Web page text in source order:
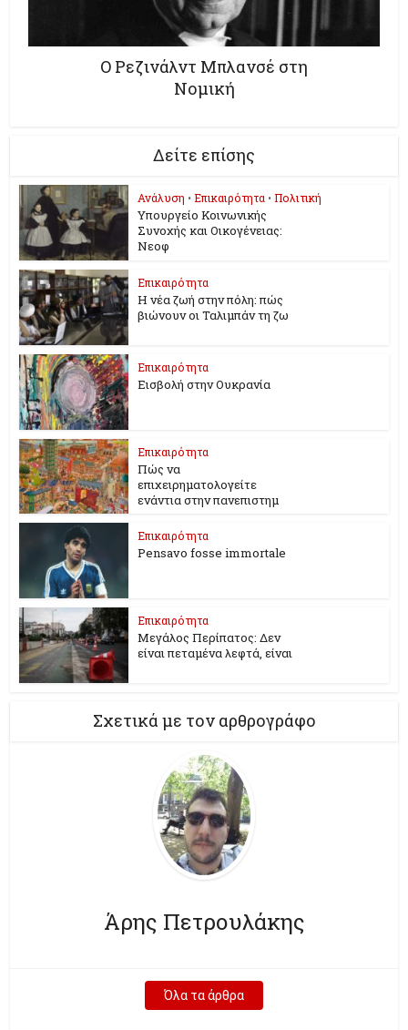
O Ρεζινάλντ Μπλανσέ στη
Νομική
Δείτε επίσης
Ανάλυση • Επικαιρότητα • Πολιτική
Υπουργείο Κοινωνικής
Συνοχής και Οικογένειας:
Νεοφ
Επικαιρότητα
Η νέα ζωή στην πόλη: πώς
βιώνουν οι Ταλιμπάν τη ζω
Επικαιρότητα
Εισβολή στην Ουκρανία
Επικαιρότητα
Πώς να
επιχειρηματολογείτε
ενάντια στην πανεπιστημ
Επικαιρότητα
Pensavo fosse immortale
Επικαιρότητα
Μεγάλος Περίπατος: Δεν
είναι πεταμένα λεφτά, είναι
Σχετικά με τον αρθρογράφο
Άρης Πετρουλάκης
Όλα τα άρθρα